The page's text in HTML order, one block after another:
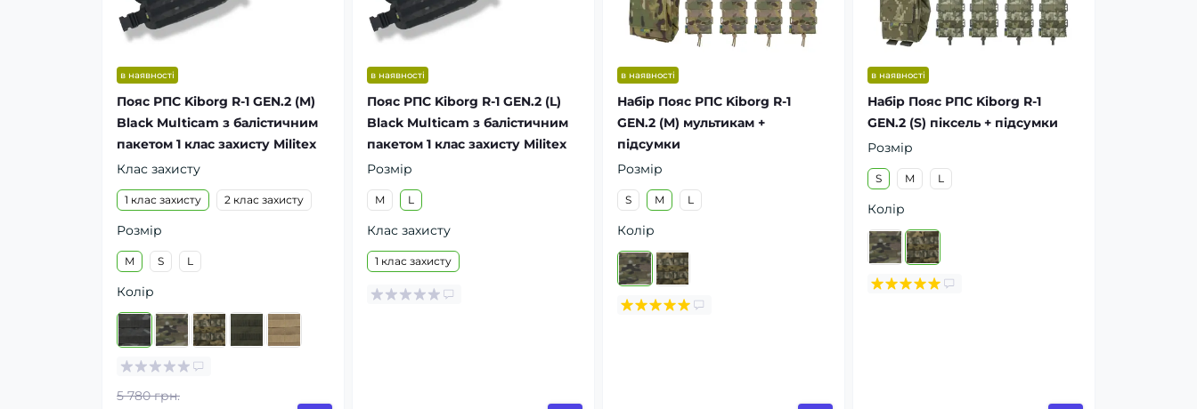
в наявності
Пояс РПС Kiborg R-1 GEN.2 (M)
Black Multicam з балістичним
пакетом 1 клас захисту Militex
Клас захисту
1 клас захисту 2 клас захисту
Розмір
M S L
Колір
5 780 грн.
в наявності
Пояс РПС Kiborg R-1 GEN.2 (L)
Black Multicam з балістичним
пакетом 1 клас захисту Militex
Розмір
M L
Клас захисту
1 клас захисту
в наявності
Набір Пояс РПС Kiborg R-1
GEN.2 (M) мультикам +
підсумки
Розмір
S M L
Колір
в наявності
Набір Пояс РПС Kiborg R-1
GEN.2 (S) піксель + підсумки
Розмір
S M L
Колір